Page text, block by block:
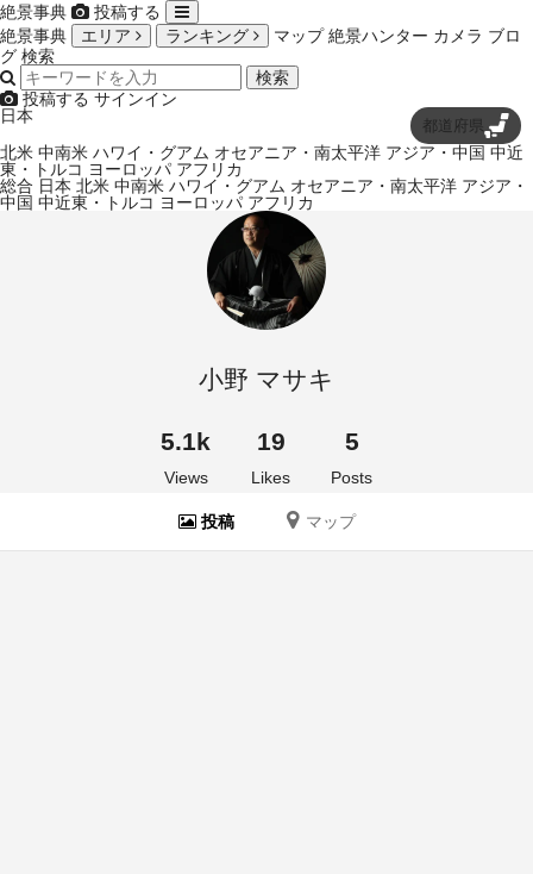
絶景事典
投稿する
絶景事典
エリア ランキング マップ 絶景ハンター カメラ ブロ
グ 検索
検索
投稿する サインイン
日本
都道府県
北米 中南米 ハワイ・グアム オセアニア・南太平洋 アジア・中国 中近
東・トルコ ヨーロッパ アフリカ
総合 日本 北米 中南米 ハワイ・グアム オセアニア・南太平洋 アジア・
中国 中近東・トルコ ヨーロッパ アフリカ
小野 マサキ
5.1k
Views
19
Likes
5
Posts
投稿 マップ